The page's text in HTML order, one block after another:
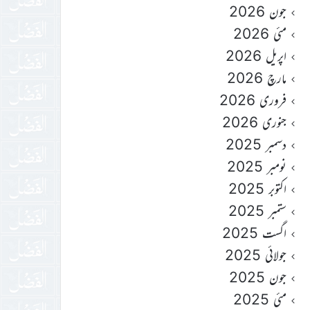
جون 2026
مئی 2026
اپریل 2026
مارچ 2026
فروری 2026
جنوری 2026
دسمبر 2025
نومبر 2025
اکتوبر 2025
ستمبر 2025
اگست 2025
جولائی 2025
جون 2025
مئی 2025